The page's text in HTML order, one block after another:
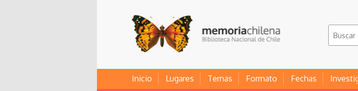
Inicio Lugares Temas Formato Fechas